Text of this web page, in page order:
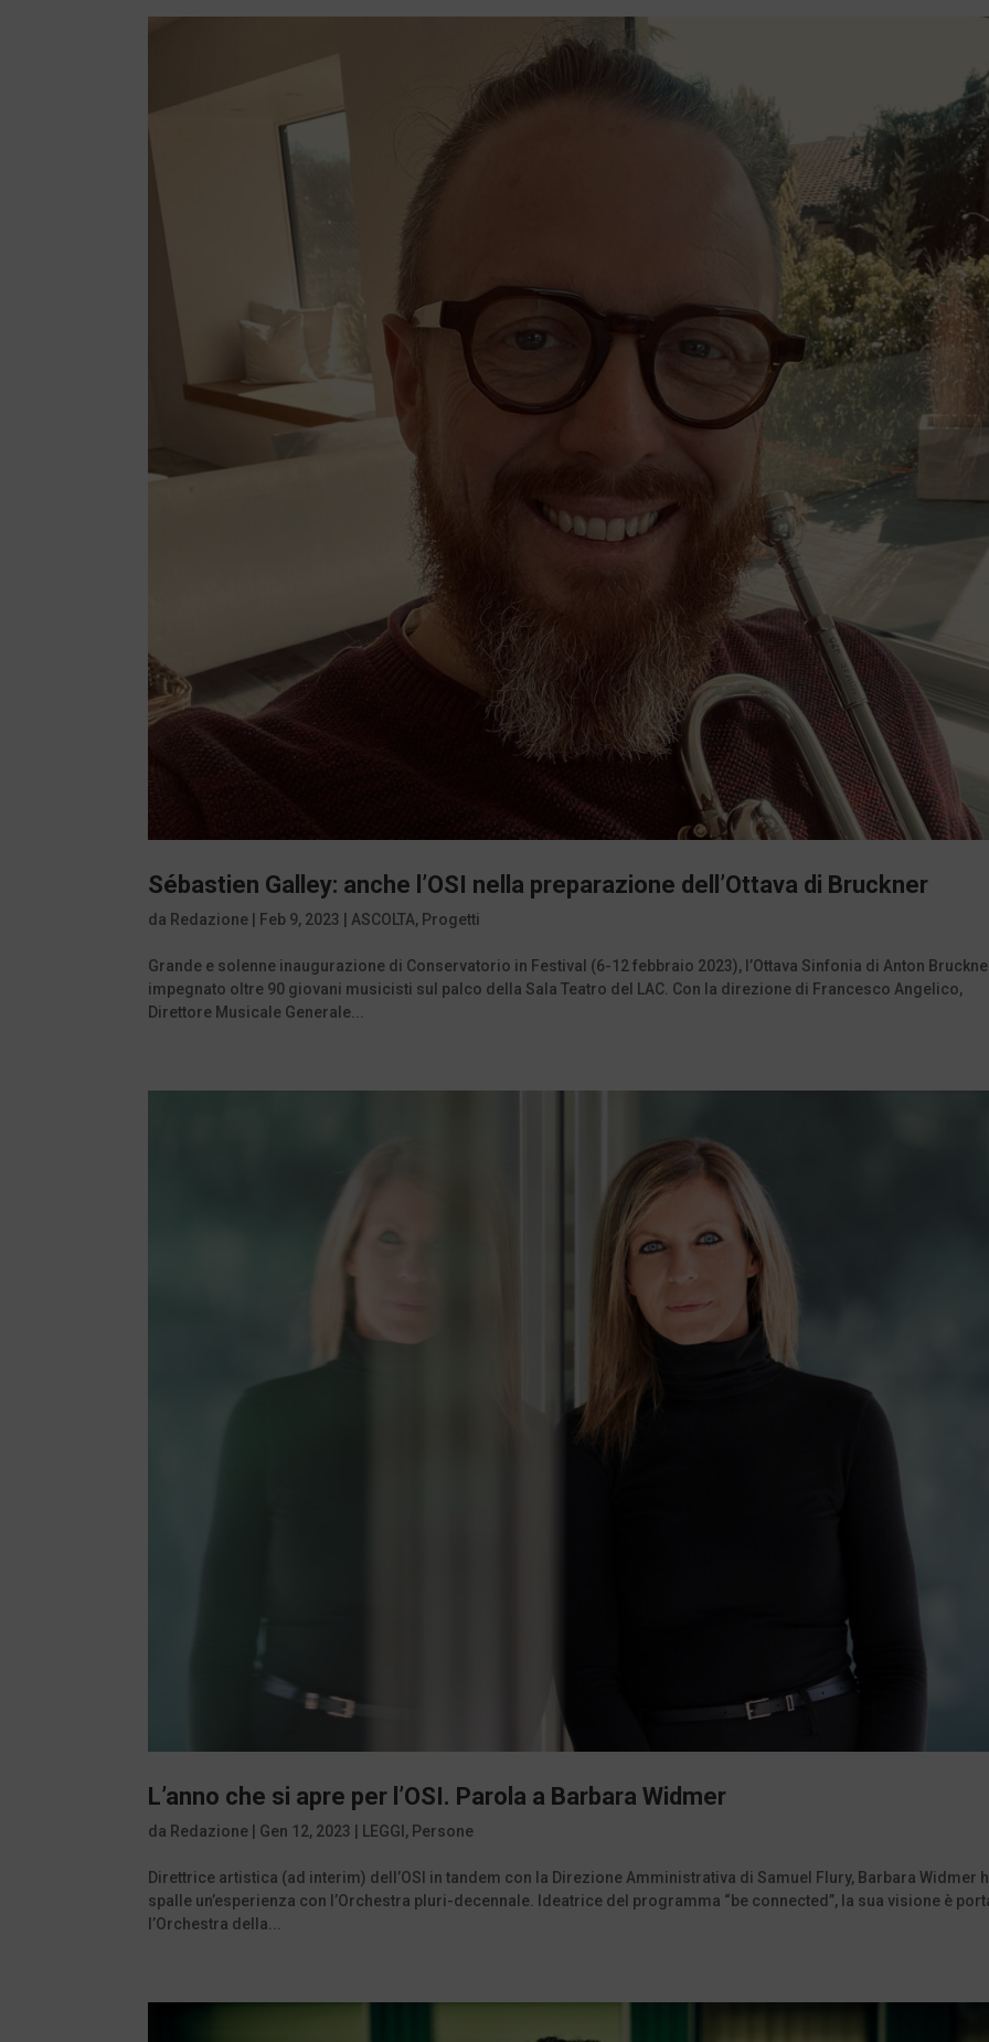
Sébastien Galley: anche l’OSI nella preparazione dell’Ottava di Bruckner
da Redazione Feb 9, 2023 |ASCOLTA, Progetti
Grande e solenne inaugurazione di Conservatorio in Festival (6-12 febbraio 2023), l’Ottava Sinfonia di Anton
impegnato oltre 90 giovani musicisti sul palco della Sala Teatro del LAC. Con la direzione di Francesco Angelico,
Direttore Musicale Generale...
L’anno che si apre per l’OSI. Parola a Barbara Widmer
da Redazione Gen 12, 2023 LEGGI , Persone
Direttrice artistica (ad interim) dell’OSI in tandem con la Direzione Amministrativa di Samuel Flury, Barbara Widmer
spalle un’esperienza con l’Orchestra pluri-decennale. Ideatrice del programma “be connected”, la sua visione è
l’Orchestra della...